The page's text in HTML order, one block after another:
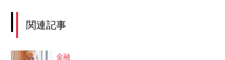
関連記事
金融